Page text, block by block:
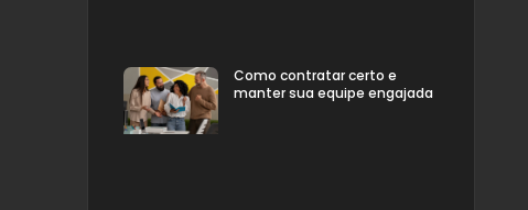
Como contratar certo e
manter sua equipe engajada